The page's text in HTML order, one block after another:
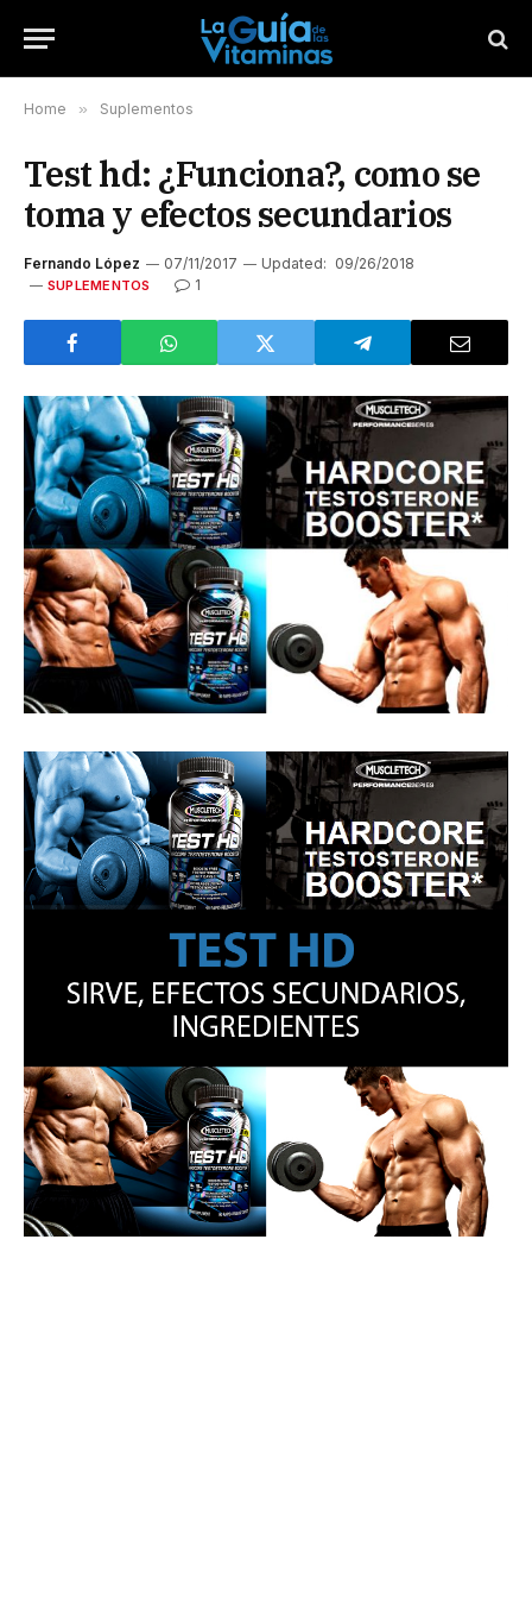
Home » Suplementos
Test hd: ¿Funciona?, como se
toma y efectos secundarios
Fernando López 07/11/2017 Updated: 09/26/2018
SUPLEMENTOS 1